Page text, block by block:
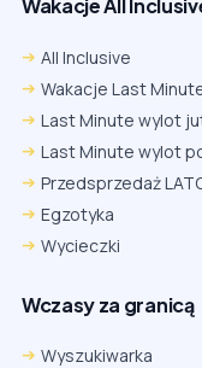
Wakacje All
All Inclusive
Wakacje Last
Last Minute wylot
Last Minute wylot
Przedsprzedaż
Egzotyka
Wycieczki
Wczasy za granicą
Wyszukiwarka